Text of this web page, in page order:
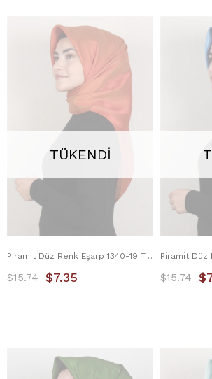
TÜKENDI
Piramit Düz Renk Eşarp 1340-19 Turuncu
$7.35
$15.74 $15.74